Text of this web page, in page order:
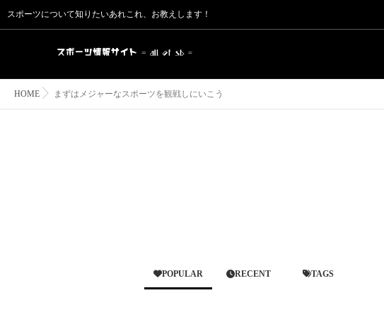
スポーツについて知りたいあれこれ、お教えします！
HOME まずはメジャーなスポーツを観戦しにいこう
POPULAR RECENT TAGS